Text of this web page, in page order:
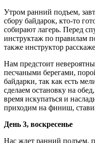
Утром ранний подъем,
сбору байдарок, кто-то
собирают лагерь. Перед
инструктаж по правилам
также инструктор
Нам предстоит
песчаными берегами,
байдарки, так как есть
сделаем остановку на
время искупаться и
приходим на финиш,
День 3, воскресенье
Нас ждет ранний подъем,